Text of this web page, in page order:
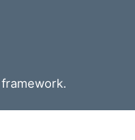
framework.